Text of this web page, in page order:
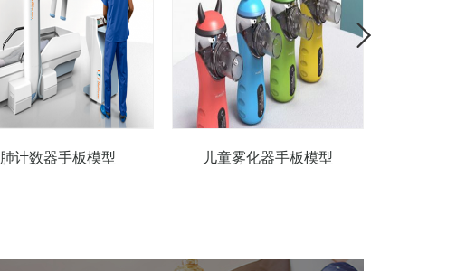
肺计数器手板模型 儿童雾化器手板模型